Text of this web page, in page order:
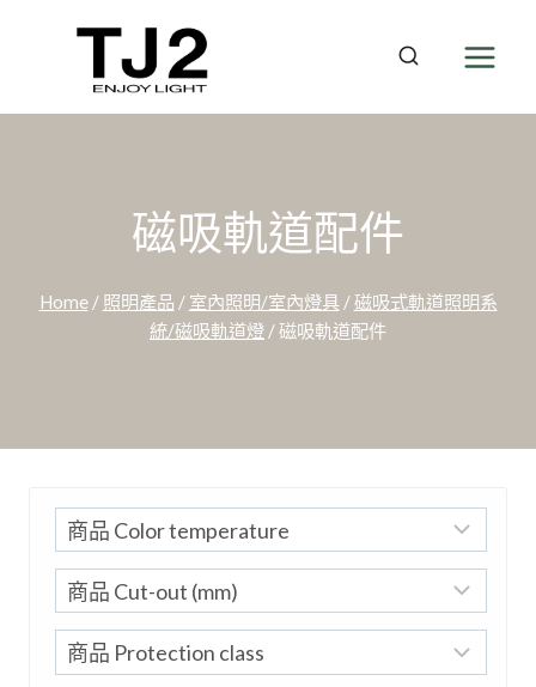
磁吸軌道配件
Home / 照明產品 / 室內照明/室內燈具 /磁吸式軌道照明系
統/磁吸軌道燈 /磁吸軌道配件